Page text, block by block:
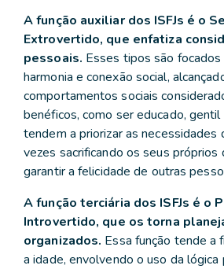
A função auxiliar dos ISFJs é o
Extrovertido, que enfatiza
pessoais. Esses tipos são
harmonia e conexão social,
comportamentos sociais
benéficos, como ser educado,
tendem a priorizar as necessidades
vezes sacrificando os seus próprios
garantir a felicidade de outras
A função terciária dos ISFJs é o
Introvertido, que os torna
organizados. Essa função tende a
a idade, envolvendo o uso da